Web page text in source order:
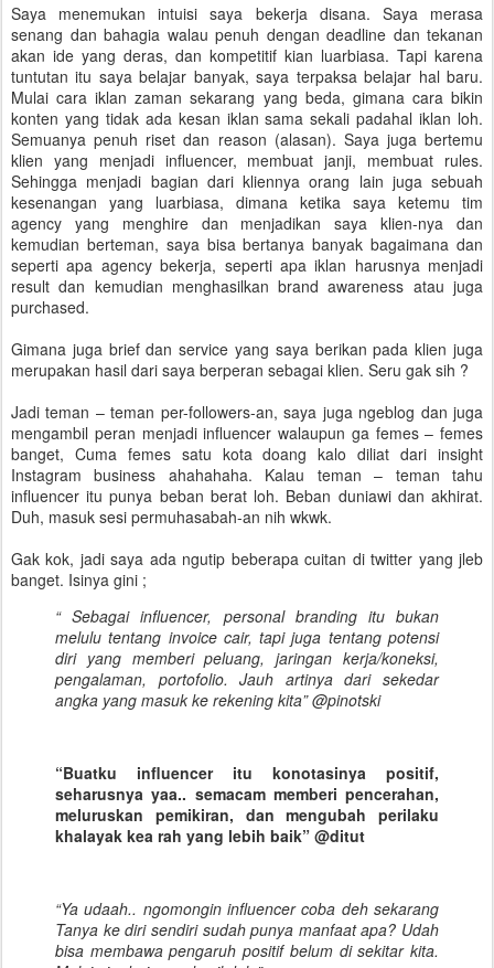
Saya menemukan intuisi saya bekerja disana. Saya merasa
senang dan bahagia walau penuh dengan deadline dan tekanan
akan ide yang deras, dan kompetitif kian luarbiasa. Tapi karena
tuntutan itu saya belajar banyak, saya terpaksa belajar hal baru.
Mulai cara iklan zaman sekarang yang beda, gimana cara bikin
konten yang tidak ada kesan iklan sama sekali padahal iklan loh.
Semuanya penuh riset dan reason (alasan). Saya juga bertemu
klien yang menjadi influencer, membuat janji, membuat rules.
Sehingga menjadi bagian dari kliennya orang lain juga sebuah
kesenangan yang luarbiasa, dimana ketika saya ketemu tim
agency yang menghire dan menjadikan saya klien-nya dan
kemudian berteman, saya bisa bertanya banyak bagaimana dan
seperti apa agency bekerja, seperti apa iklan harusnya menjadi
result dan kemudian menghasilkan brand awareness atau juga
purchased.
Gimana juga brief dan service yang saya berikan pada klien juga
merupakan hasil dari saya berperan sebagai klien. Seru gak sih ?
Jadi teman – teman per-followers-an, saya juga ngeblog dan juga
mengambil peran menjadi influencer walaupun ga femes – femes
banget, Cuma femes satu kota doang kalo diliat dari insight
Instagram business ahahahaha. Kalau teman – teman tahu
influencer itu punya beban berat loh. Beban duniawi dan akhirat.
Duh, masuk sesi permuhasabah-an nih wkwk.
Gak kok, jadi saya ada ngutip beberapa cuitan di twitter yang jleb
banget. Isinya gini ;
“ Sebagai influencer, personal branding itu bukan
melulu tentang invoice cair, tapi juga tentang potensi
diri yang memberi peluang, jaringan kerja/koneksi,
pengalaman, portofolio. Jauh artinya dari sekedar
angka yang masuk ke rekening kita” @pinotski
“Buatku influencer itu konotasinya positif,
seharusnya yaa.. semacam memberi pencerahan,
meluruskan pemikiran, dan mengubah perilaku
khalayak kea rah yang lebih baik” @ditut
“Ya udaah.. ngomongin influencer coba deh sekarang
Tanya ke diri sendiri sudah punya manfaat apa? Udah
bisa membawa pengaruh positif belum di sekitar kita.